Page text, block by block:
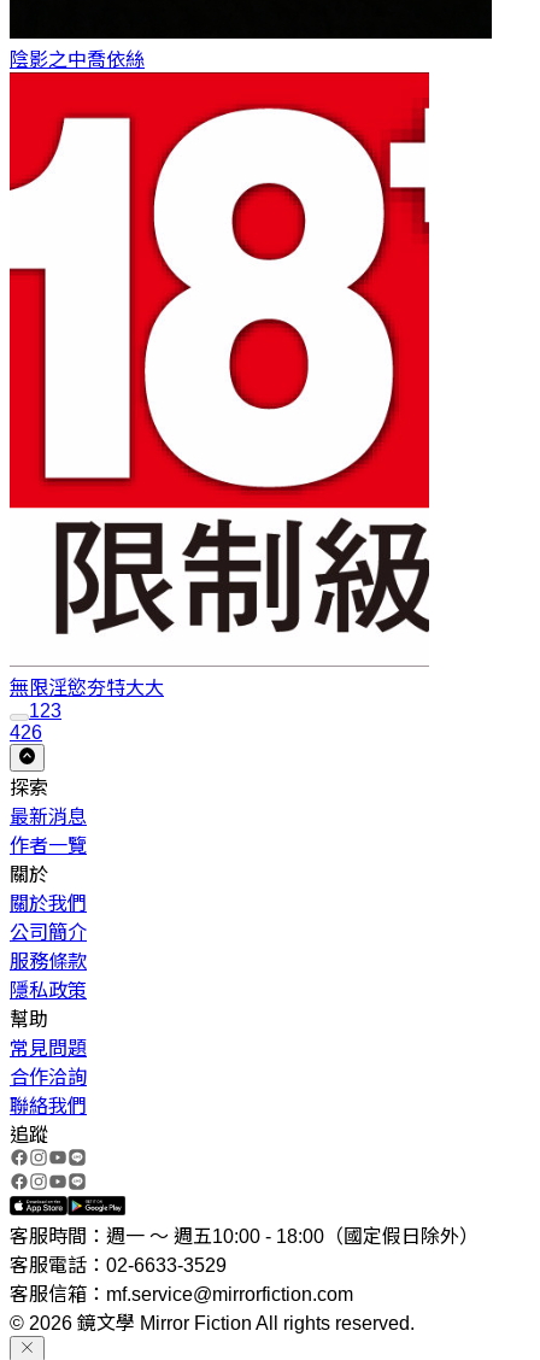
陰影之中喬依絲
無限淫慾夯特大大
123
426
探索
最新消息
作者一覽
關於
關於我們
公司簡介
服務條款
隱私政策
幫助
常見問題
合作洽詢
聯絡我們
追蹤
客服時間：週一 ～ 週五10:00 - 18:00（國定假日除外）
客服電話：02-6633-3529
客服信箱：mf.service@mirrorfiction.com
© 2026 鏡文學 Mirror Fiction All rights reserved.